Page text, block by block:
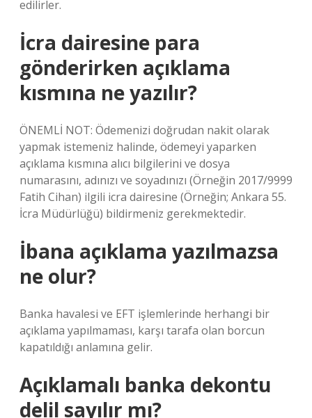
edilirler.
İcra dairesine para
gönderirken açıklama
kısmına ne yazılır?
ÖNEMLİ NOT: Ödemenizi doğrudan nakit olarak
yapmak istemeniz halinde, ödemeyi yaparken
açıklama kısmına alıcı bilgilerini ve dosya
numarasını, adınızı ve soyadınızı (Örneğin 2017/9999
Fatih Cihan) ilgili icra dairesine (Örneğin; Ankara 55.
İcra Müdürlüğü) bildirmeniz gerekmektedir.
İbana açıklama yazılmazsa
ne olur?
Banka havalesi ve EFT işlemlerinde herhangi bir
açıklama yapılmaması, karşı tarafa olan borcun
kapatıldığı anlamına gelir.
Açıklamalı banka dekontu
delil sayılır mı?